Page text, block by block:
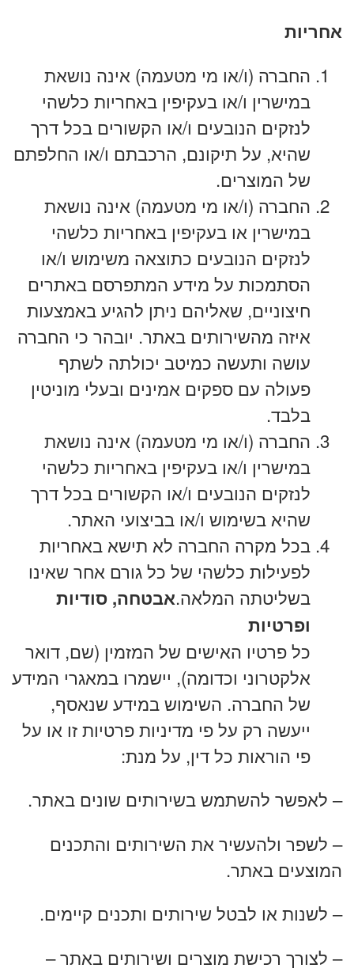
אחריות
החברה (ו/או מי מטעמה) אינה נושאת
במישרין ו/או בעקיפין באחריות כלשהי
לנזקים הנובעים ו/או הקשורים בכל דרך
שהיא, על תיקונם, הרכבתם ו/או החלפתם
של המוצרים.
החברה (ו/או מי מטעמה) אינה נושאת
במישרין או בעקיפין באחריות כלשהי
לנזקים הנובעים כתוצאה משימוש ו/או
הסתמכות על מידע המתפרסם באתרים
חיצוניים, שאליהם ניתן להגיע באמצעות
איזה מהשירותים באתר. יובהר כי החברה
עושה ותעשה כמיטב יכולתה לשתף
פעולה עם ספקים אמינים ובעלי מוניטין
בלבד.
החברה (ו/או מי מטעמה) אינה נושאת
במישרין ו/או בעקיפין באחריות כלשהי
לנזקים הנובעים ו/או הקשורים בכל דרך
שהיא בשימוש ו/או בביצועי האתר.
בכל מקרה החברה לא תישא באחריות
לפעילות כלשהי של כל גורם אחר שאינו
בשליטתה המלאה.אבטחה, סודיות
ופרטיות
כל פרטיו האישים של המזמין (שם, דואר
אלקטרוני וכדומה), יישמרו במאגרי המידע
של החברה. השימוש במידע שנאסף,
ייעשה רק על פי מדיניות פרטיות זו או על
פי הוראות כל דין, על מנת:
– לאפשר להשתמש בשירותים שונים באתר.
– לשפר ולהעשיר את השירותים והתכנים
המוצעים באתר.
– לשנות או לבטל שירותים ותכנים קיימים.
– לצורך רכישת מוצרים ושירותים באתר –